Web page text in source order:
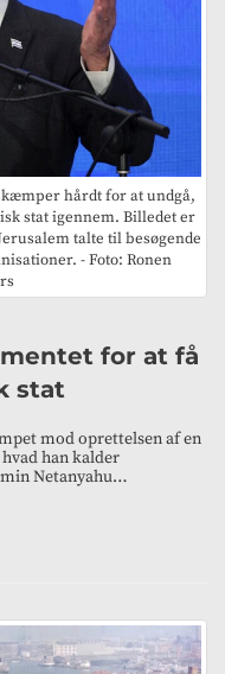
hårdt for at undgå,
stat igennem. Billedet er
talte til besøgende
- Foto: Ronen
for at få
stat
mod oprettelsen af en
han kalder
Netanyahu…